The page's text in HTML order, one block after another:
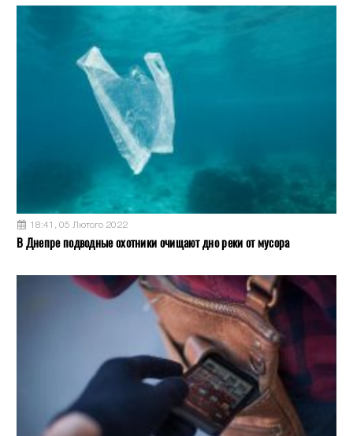
18:41, 05 Лютого 2022
В Днепре подводные охотники очищают дно реки от мусора